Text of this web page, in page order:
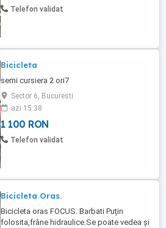
Telefon validat
Bicicleta
semi cursiera 2 ori7
Sector 6, Bucuresti
azi 15:38
1 100 RON
Telefon validat
Bicicleta Oras.
Bicicleta oras FOCUS. Barbati Puțin
folosita,frâne hidraulice.Se poate vedea și